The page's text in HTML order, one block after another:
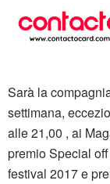
Sarà la
settimana,
alle 21,00 , ai
premioSpecial
festival 2017 e